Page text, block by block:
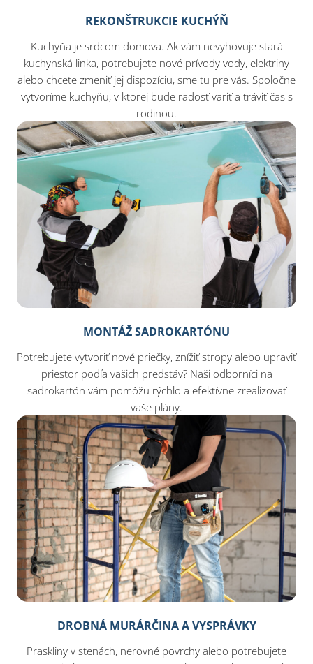
REKONŠTRUKCIE KUCHÝŇ
Kuchyňa je srdcom domova. Ak vám nevyhovuje stará
kuchynská linka, potrebujete nové prívody vody, elektriny
alebo chcete zmeniť jej dispozíciu, sme tu pre vás. Spoločne
vytvoríme kuchyňu, v ktorej bude radosť variť a tráviť čas s
rodinou.
MONTÁŽ SADROKARTÓNU
Potrebujete vytvoriť nové priečky, znížiť stropy alebo upraviť
priestor podľa vašich predstáv? Naši odborníci na
sadrokartón vám pomôžu rýchlo a efektívne zrealizovať
vaše plány.
DROBNÁ MURÁRČINA A VYSPRÁVKY
Praskliny v stenách, nerovné povrchy alebo potrebujete